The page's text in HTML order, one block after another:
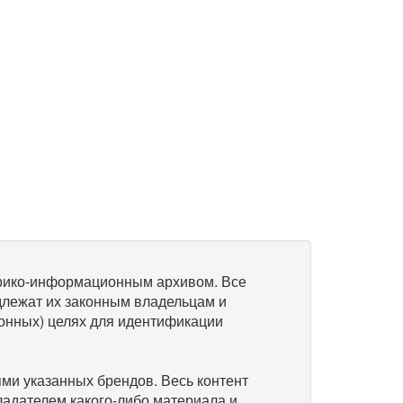
информационным архивом. Все
их законным владельцам и
целях для идентификации
указанных брендов. Весь контент